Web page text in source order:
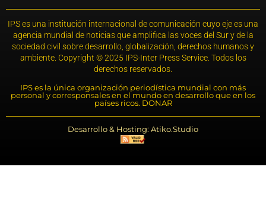
IPS es una institución internacional de comunicación cuyo eje es una
agencia mundial de noticias que amplifica las voces del Sur y de la
sociedad civil sobre desarrollo, globalización, derechos humanos y
ambiente. Copyright © 2025 IPS-Inter Press Service. Todos los
derechos reservados.
IPS es la única organización periodística mundial con más
personal y corresponsales en el mundo en desarrollo que en los
países ricos. DONAR
Desarrollo & Hosting: Atiko.Studio